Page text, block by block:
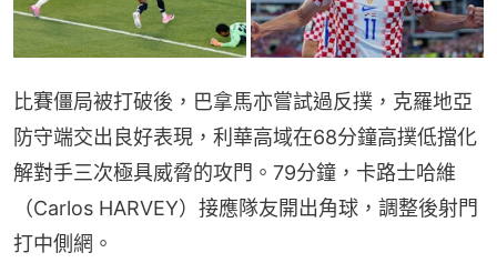
比賽僵局被打破後，巴拿馬亦嘗試過反撲，克羅地亞
防守端交出良好表現，利華高域在68分鐘高撲低擋化
解對手三次極具威脅的攻門。79分鐘，卡路士哈維
（Carlos HARVEY）接應隊友開出角球，調整後射門
打中側網。